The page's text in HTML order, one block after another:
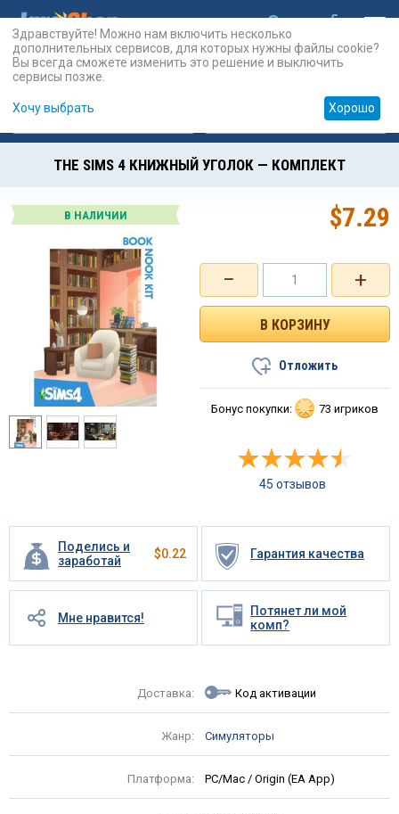
Карты Prepaid
THE SIMS 4 КНИЖНЫЙ УГОЛОК — КОМПЛЕКТ
В НАЛИЧИИ
Поделись и
заработай
$0.22 Гарантия качества
Мне нравится!
Потянет ли мой
комп?
Доставка: Код активации
Жанр: Симуляторы
Платформа: PC/Mac / Origin (EA App)
+
−
$7.29
Отложить
Бонус покупки: 73 игриков
45 отзывов
Здравствуйте! Можно нам включить несколько
дополнительных сервисов, для которых нужны файлы cookie?
Вы всегда сможете изменить это решение и выключить
сервисы позже.
Хочу выбрать Хорошо